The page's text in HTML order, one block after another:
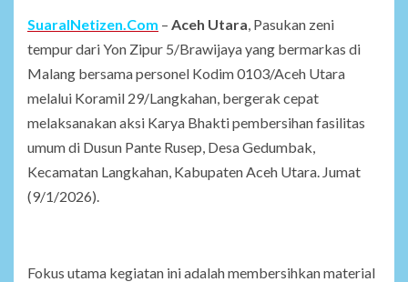
SuaraINetizen.Com – Aceh Utara, Pasukan zeni
tempur dari Yon Zipur 5/Brawijaya yang bermarkas di
Malang bersama personel Kodim 0103/Aceh Utara
melalui Koramil 29/Langkahan, bergerak cepat
melaksanakan aksi Karya Bhakti pembersihan fasilitas
umum di Dusun Pante Rusep, Desa Gedumbak,
Kecamatan Langkahan, Kabupaten Aceh Utara. Jumat
(9/1/2026).
Fokus utama kegiatan ini adalah membersihkan material